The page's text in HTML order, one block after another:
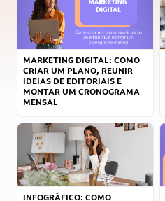
MARKETING DIGITAL: COMO
CRIAR UM PLANO, REUNIR
IDEIAS DE EDITORIAIS E
MONTAR UM CRONOGRAMA
MENSAL
INFOGRÁFICO: COMO